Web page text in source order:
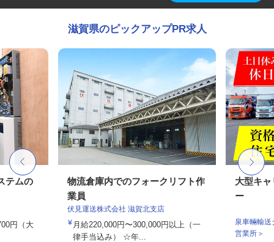
滋賀県のピックアップPR求人
テムの
円（大
物流倉庫内でのフォークリフト作
業員
伏見運送株式会社 滋賀北支店
月給220,000円〜300,000円以上（一
律手当込み） ☆年...
大型キ
ー
泉車輛輸
営業所＞